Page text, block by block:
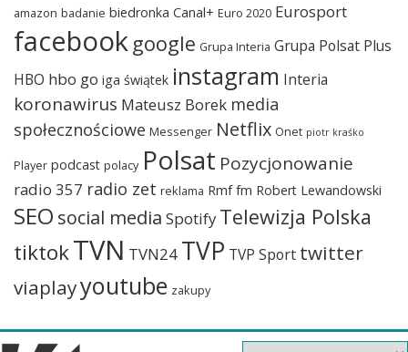
amazon badanie biedronka Canal+ Euro 2020 Eurosport
facebook google Grupa Interia Grupa Polsat Plus
HBO hbo go iga świątek instagram Interia
koronawirus Mateusz Borek media
społecznościowe Messenger Netflix Onet piotr kraśko
Player podcast polacy Polsat Pozycjonowanie
radio 357 radio zet reklama Rmf fm Robert Lewandowski
SEO social media Spotify Telewizja Polska
tiktokTVN TVN24 TVP TVP Sport twitter
viaplayyoutube zakupy